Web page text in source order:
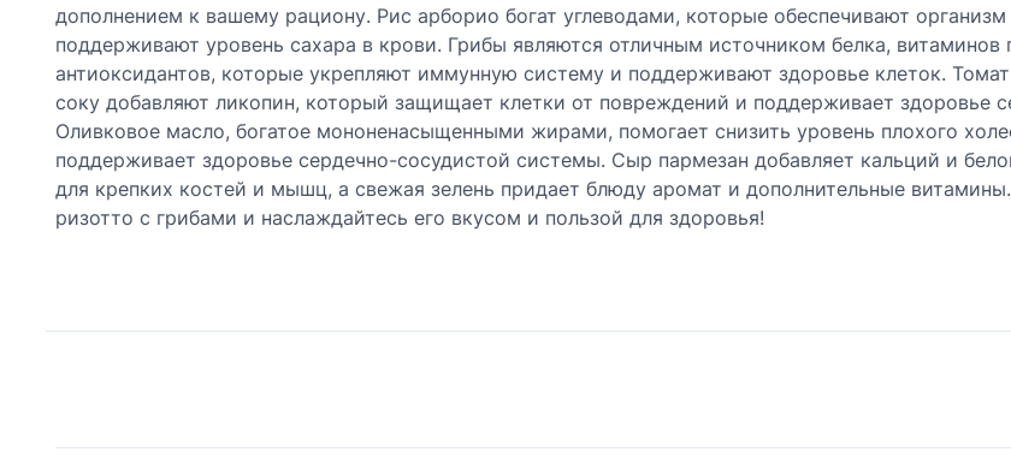
дополнением к вашему рациону. Рис арборио богат углеводами, которые обеспечивают организм
поддерживают уровень сахара в крови. Грибы являются отличным источником белка, витаминов
антиоксидантов, которые укрепляют иммунную систему и поддерживают здоровье клеток.
соку добавляют ликопин, который защищает клетки от повреждений и поддерживает здоровье
Оливковое масло, богатое мононенасыщенными жирами, помогает снизить уровень плохого
поддерживает здоровье сердечно-сосудистой системы. Сыр пармезан добавляет кальций и
для крепких костей и мышц, а свежая зелень придает блюду аромат и дополнительные
ризотто с грибами и наслаждайтесь его вкусом и пользой для здоровья!